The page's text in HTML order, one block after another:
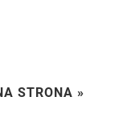
STRONA »